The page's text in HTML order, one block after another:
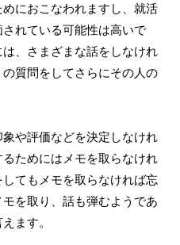
におこなわれますし、就活
れている可能性は高いで
、さまざまな話をしなけれ
質問をしてさらにその人の
や評価などを決定しなけれ
ためにはメモを取らなけれ
てもメモを取らなければ忘
を取り、話も弾むようであ
ます。